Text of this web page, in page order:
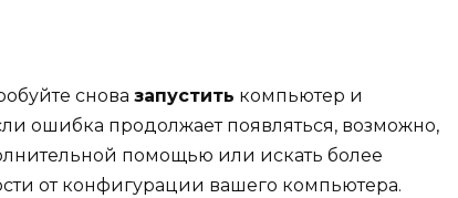
снова запустить компьютер и
ошибка продолжает появляться, возможно,
помощью или искать более
от конфигурации вашего компьютера.